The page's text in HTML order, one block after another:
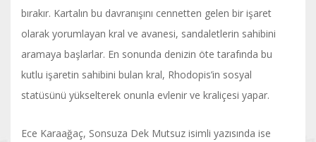
bırakır. Kartalın bu davranışını cennetten gelen bir işaret
olarak yorumlayan kral ve avanesi, sandaletlerin sahibini
aramaya başlarlar. En sonunda denizin öte tarafında bu
kutlu işaretin sahibini bulan kral, Rhodopis’in sosyal
statüsünü yükselterek onunla evlenir ve kraliçesi yapar.
Ece Karaağaç, Sonsuza Dek Mutsuz isimli yazısında ise